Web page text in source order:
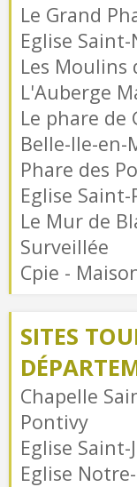
Le Grand
Eglise
Les Moulins
L'Auberge
Le phare de
Belle-Ile-en-
Phare des
Eglise
Le Mur de
Surveillée
Cpie -
SITES
Chapelle
Pontivy
Eglise
Eglise